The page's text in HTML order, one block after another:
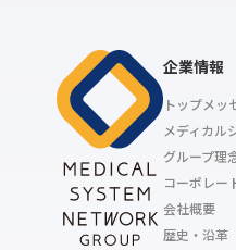
企業情報
トップメッ
メディカル
グループ理
コーポレー
会社概要
歴史・沿革